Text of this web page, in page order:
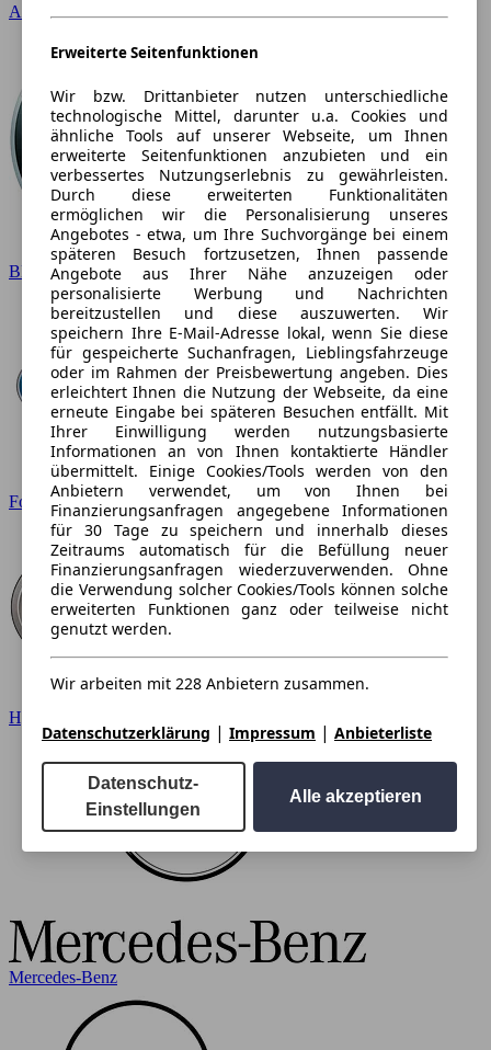
Audi
BMW
Ford
Hyundai
Mercedes-Benz
Erweiterte Seitenfunktionen
Wir bzw. Drittanbieter nutzen unterschiedliche
technologische Mittel, darunter u.a. Cookies und
ähnliche Tools auf unserer Webseite, um Ihnen
erweiterte Seitenfunktionen anzubieten und ein
verbessertes Nutzungserlebnis zu gewährleisten.
Durch diese erweiterten Funktionalitäten
ermöglichen wir die Personalisierung unseres
Angebotes - etwa, um Ihre Suchvorgänge bei einem
späteren Besuch fortzusetzen, Ihnen passende
Angebote aus Ihrer Nähe anzuzeigen oder
personalisierte Werbung und Nachrichten
bereitzustellen und diese auszuwerten. Wir
speichern Ihre E-Mail-Adresse lokal, wenn Sie diese
für gespeicherte Suchanfragen, Lieblingsfahrzeuge
oder im Rahmen der Preisbewertung angeben. Dies
erleichtert Ihnen die Nutzung der Webseite, da eine
erneute Eingabe bei späteren Besuchen entfällt. Mit
Ihrer Einwilligung werden nutzungsbasierte
Informationen an von Ihnen kontaktierte Händler
übermittelt. Einige Cookies/Tools werden von den
Anbietern verwendet, um von Ihnen bei
Finanzierungsanfragen angegebene Informationen
für 30 Tage zu speichern und innerhalb dieses
Zeitraums automatisch für die Befüllung neuer
Finanzierungsanfragen wiederzuverwenden. Ohne
die Verwendung solcher Cookies/Tools können solche
erweiterten Funktionen ganz oder teilweise nicht
genutzt werden.
Wir arbeiten mit 228 Anbietern zusammen.
Datenschutzerklärung | Impressum | Anbieterliste
Datenschutz-
Einstellungen
Alle akzeptieren